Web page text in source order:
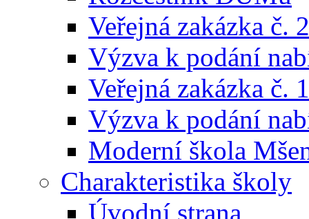
Veřejná zakázka č. 2
Výzva k podání
Veřejná zakázka č. 1
Výzva k podání
Moderní škola
Charakteristika školy
Úvodní strana